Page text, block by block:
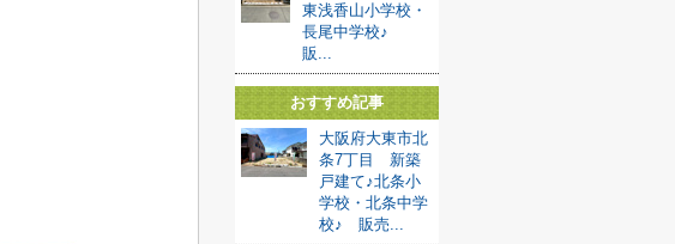
東浅香山小学校・
長尾中学校♪
販...
おすすめ記事
大阪府大東市北
条7丁目 新築
戸建て♪北条小
学校・北条中学
校♪ 販売...